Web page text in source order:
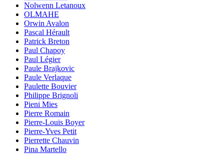
Nolwenn Letanoux
OLMAHE
Orwin Avalon
Pascal Hérault
Patrick Breton
Paul Chapoy
Paul Légier
Paule Brajkovic
Paule Verlaque
Paulette Bouvier
Philippe Brignoli
Pieni Mies
Pierre Romain
Pierre-Louis Boyer
Pierre-Yves Petit
Pierrette Chauvin
Pina Martello